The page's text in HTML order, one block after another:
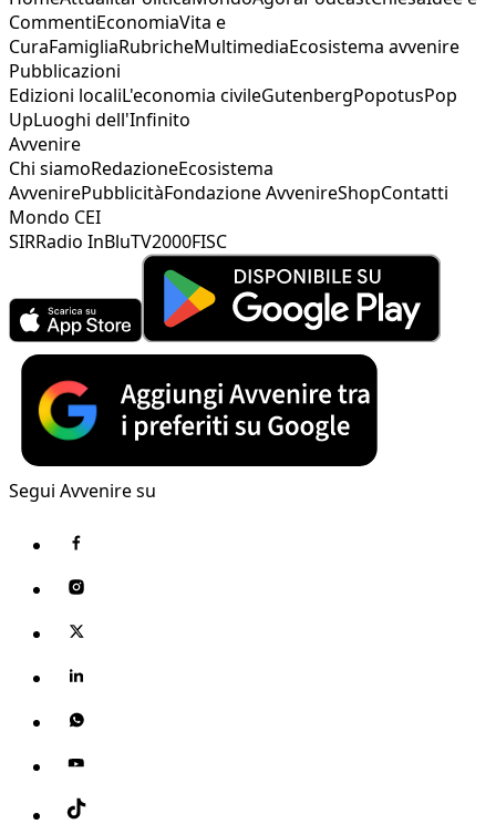
CommentiEconomiaVita e
CuraFamigliaRubricheMultimediaEcosistema avvenire
Pubblicazioni
Edizioni localiL'economia civileGutenbergPopotusPop
UpLuoghi dell'Infinito
Avvenire
Chi siamoRedazioneEcosistema
AvvenirePubblicitàFondazione AvvenireShopContatti
Mondo CEI
SIRRadio InBluTV2000FISC
Segui Avvenire su